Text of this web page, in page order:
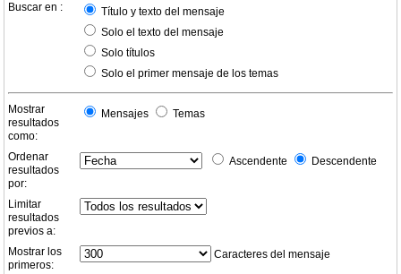
Buscar en :
Título y texto del mensaje
Solo el texto del mensaje
Solo títulos
Solo el primer mensaje de los temas
Mostrar
resultados
como:
Mensajes Temas
Ordenar
resultados
por:
Ascendente Descendente
Limitar
resultados
previos a:
Mostrar los
primeros:
Caracteres del mensaje